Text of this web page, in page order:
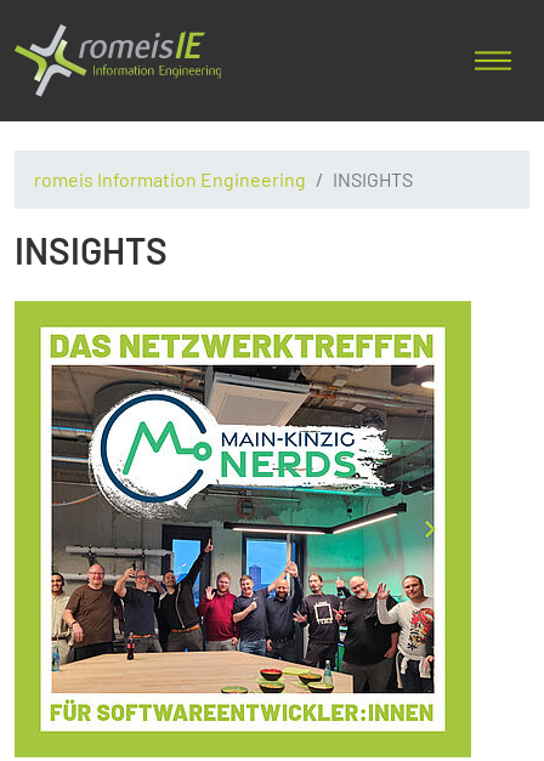
romeis Information Engineering INSIGHTS
INSIGHTS